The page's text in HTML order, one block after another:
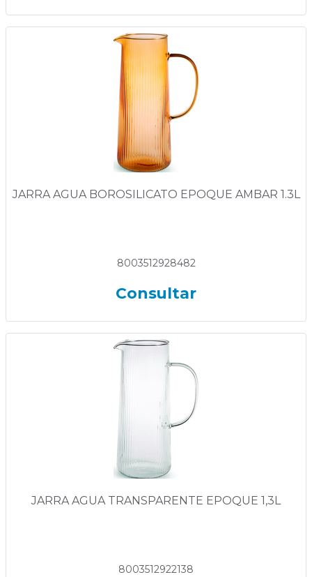
JARRA AGUA BOROSILICATO EPOQUE AMBAR 1.3L
8003512928482
Consultar
JARRA AGUA TRANSPARENTE EPOQUE 1,3L
8003512922138